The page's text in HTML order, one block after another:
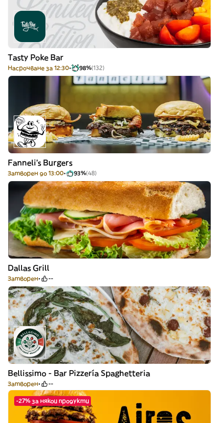
Tasty Poke Bar
Насрочване за 12:30 98%(132)
Fanneli's Burgers
Затворен до 13:00 93%(48)
Dallas Grill
Затворен --
Bellissimo - Bar Pizzería Spaghetteria
Затворен --
-27% за някои продукти